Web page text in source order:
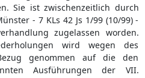
Sie ist zwischenzeitlich durch
- 7 KLs 42 Js 1/99 (10/99) -
zugelassen worden.
wird wegen des
genommen auf die den
Ausführungen der VII.